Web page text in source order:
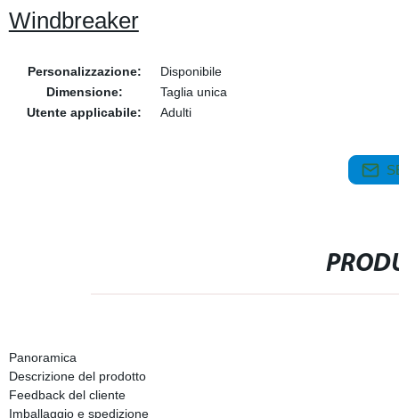
Windbreaker
Personalizzazione:
Disponibile
Dimensione:
Taglia unica
Utente applicabile:
Adulti
Panoramica
Descrizione del prodotto
Feedback del cliente
Imballaggio e spedizione